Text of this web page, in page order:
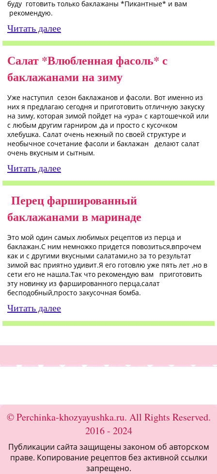
буду готовить только баклажаны *Пикантные* и вам
рекомендую.
Читать далее
Салат *Влюбленная фасоль* с
баклажанами на зиму
Уже наступил сезон баклажанов и фасоли. Вот именно из
них я предлагаю сегодня и приготовить отличную закуску
на зиму, которая зимой пойдет на «ура» с картошечкой или
с любым другим гарниром ,да и просто с кусочком
хлебушка. Салат очень нежный по своей структуре и
необычное сочетание фасоли и баклажан делают салат
очень вкусным и сытным.
Читать далее
Перец фаршированный
баклажанами в маринаде
Это мой один самых любимых рецептов из перца и
баклажан.С ним немножко придется повозиться,впрочем
как и с другими вкусными салатами,но за то результат
зимой вас приятно удивит.Я его готовлю уже пять лет ,но в
сети его не нашла.Так что рекомендую вам приготовить
эту новинку из фаршированного перца,салат
бесподобный,просто закусочная бомба.
Читать далее
© Perchinka-khozyayushka.ru. All Rights Reserved.
2016 - 2024
Публикации сайта защищены законом об авторском
праве. Копирование рецептов без активной ссылки
запрещено.